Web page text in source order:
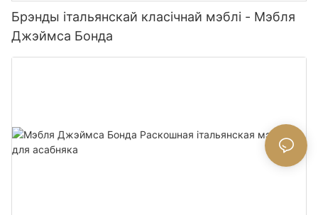
Брэнды італьянскай класічнай мэблі - Мэбля
Джэймса Бонда